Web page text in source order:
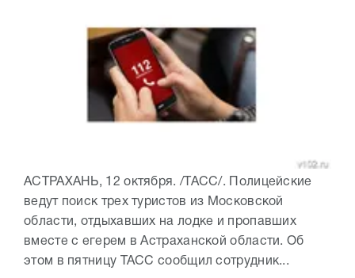
АСТРАХАНЬ, 12 октября. /ТАСС/. Полицейские
ведут поиск трех туристов из Московской
области, отдыхавших на лодке и пропавших
вместе с егерем в Астраханской области. Об
этом в пятницу ТАСС сообщил сотрудник...